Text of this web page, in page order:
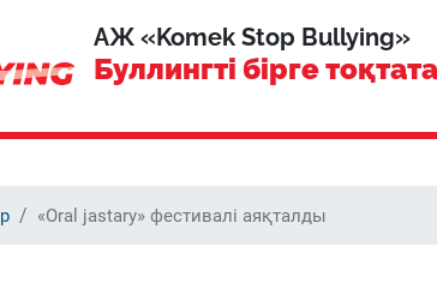
АЖ «Komek Stop Bullying»
Буллингті бірге
«Oral jastary» фестивалі аяқталды